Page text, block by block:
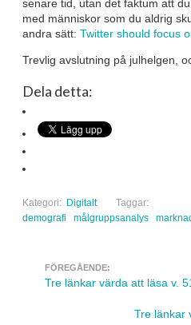
senare tid, utan det faktum att
med människor som du aldrig
andra sätt: Twitter should focus
Trevlig avslutning på julhelgen,
Dela detta:
Kategori: Digitalt
Taggar:
demografi
målgruppsanalys
Navigera inlägg
FÖREGÅENDE:
Tre länkar värda att läsa v.
Tre länkar